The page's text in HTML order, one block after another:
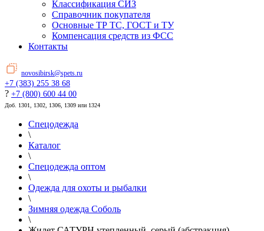
Классификация СИЗ
Справочник покупателя
Основные ТР ТС, ГОСТ и ТУ
Компенсация средств из ФСС
Контакты
novosibirsk@spets.ru
+7 (383) 255 38 68
? +7 (800) 600 44 00
Доб. 1301, 1302, 1306, 1309 или 1324
Спецодежда
\
Каталог
\
Спецодежда оптом
\
Одежда для охоты и рыбалки
\
Зимняя одежда Соболь
\